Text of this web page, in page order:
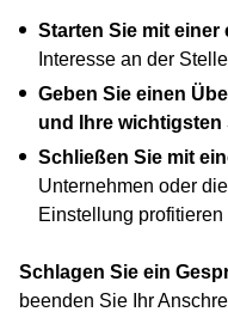
Starten Sie mit
Interesse an der
Geben Sie einen
und Ihre wichtigsten
Schließen Sie mit
Unternehmen oder
Einstellung profitieren
Schlagen Sie ein
beenden Sie Ihr